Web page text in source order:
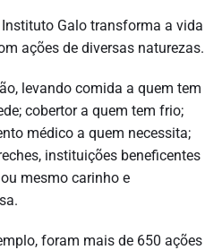
Galo transforma a vida
ações de diversas naturezas.
levando comida a quem tem
cobertor a quem tem frio;
médico a quem necessita;
instituições beneficentes
mesmo carinho e
foram mais de 650 ações